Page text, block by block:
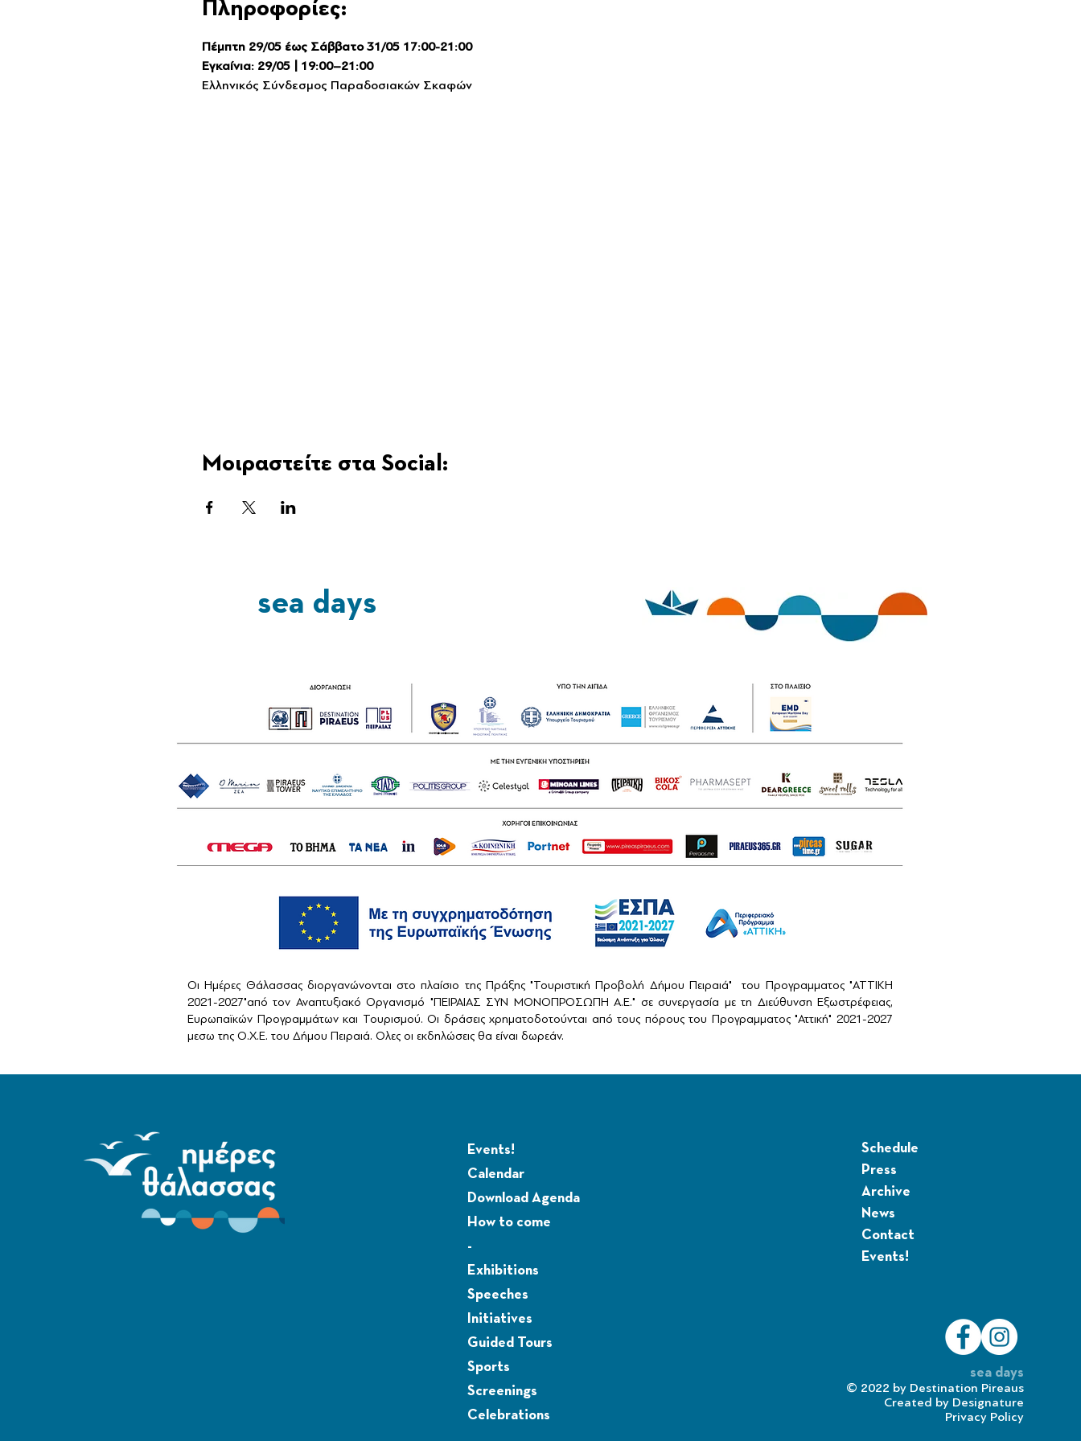
Πληροφορίες:
Πέμπτη 29/05 έως Σάββατο 31/05 17:00-21:00
Εγκαίνια: 29/05 | 19:00–21:00
Ελληνικός Σύνδεσμος Παραδοσιακών Σκαφών
Μοιραστείτε στα Social:
sea days
Οι Ημέρες Θάλασσας διοργανώνονται στο πλαίσιο της Πράξης "Τουριστική Προβολή Δήμου Πειραιά" του Προγραμματος "ΑΤΤΙΚΗ
2021-2027"από τον Αναπτυξιακό Οργανισμό "ΠΕΙΡΑΙΑΣ ΣΥΝ ΜΟΝΟΠΡΟΣΩΠΗ Α.Ε." σε συνεργασία με τη Διεύθυνση Εξωστρέφειας,
Ευρωπαϊκών Προγραμμάτων και Τουρισμού. Οι δράσεις χρηματοδοτούνται από τους πόρους του Προγραμματος "Αττική" 2021-2027
μεσω της Ο.Χ.Ε. του Δήμου Πειραιά. Ολες οι εκδηλώσεις θα είναι δωρεάν.
Events!
Calendar
Download Agenda
How to come
-
Exhibitions
Speeches
Initiatives
Guided Tours
Sports
Screenings
Celebrations
Schedule
Press
Archive
News
Contact
Events!
sea days
© 2022 by Destination Pireaus
Created by Designature
Privacy Policy